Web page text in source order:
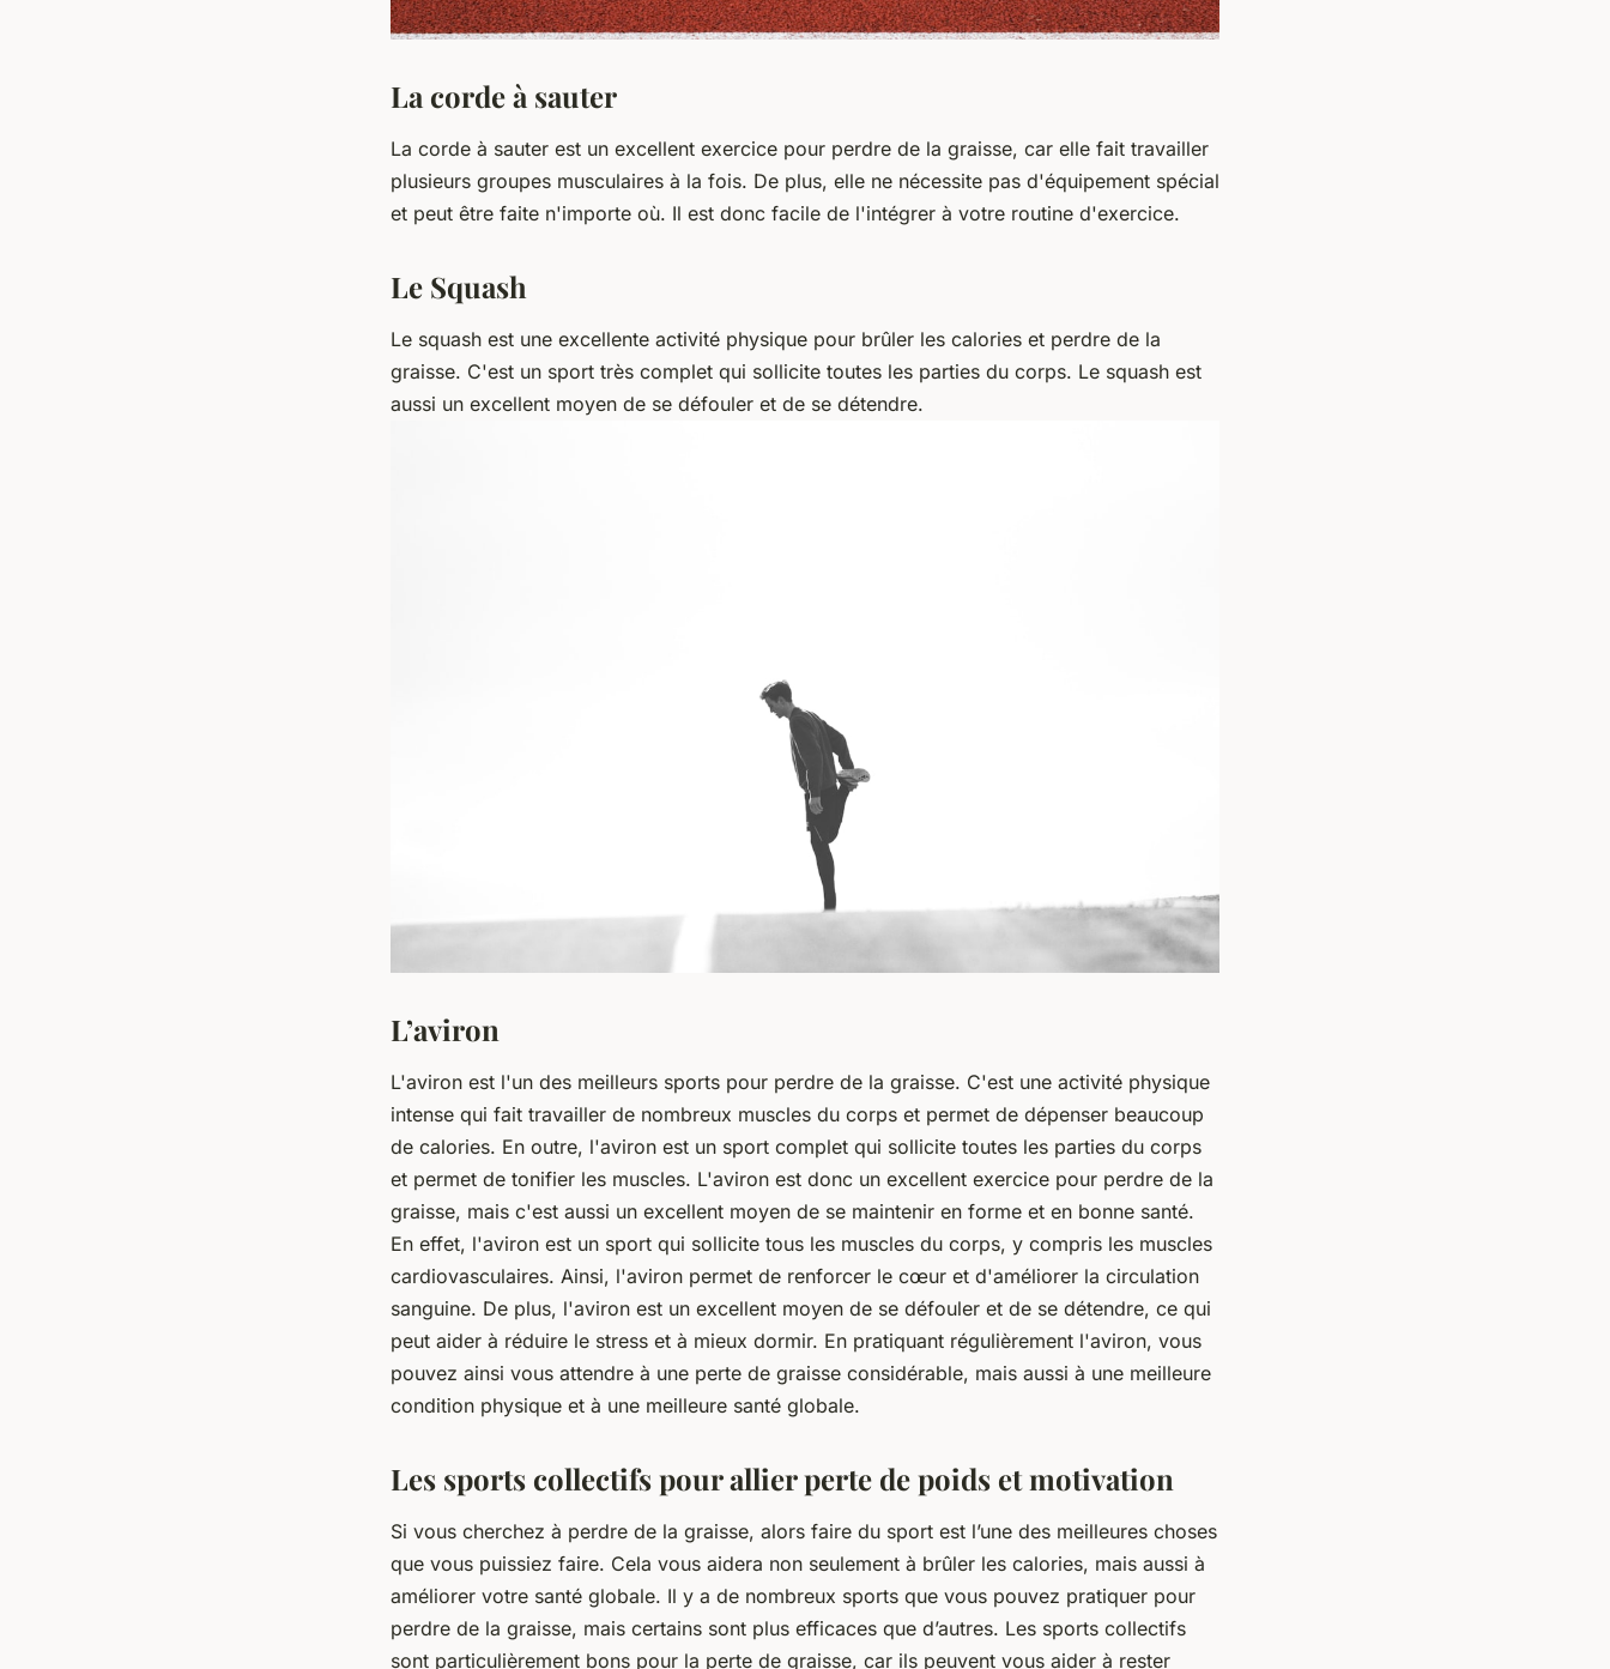
La corde à sauter
La corde à sauter est un excellent exercice pour perdre de la graisse, car elle fait travailler
plusieurs groupes musculaires à la fois. De plus, elle ne nécessite pas d'équipement spécial
et peut être faite n'importe où. Il est donc facile de l'intégrer à votre routine d'exercice.
Le Squash
Le squash est une excellente activité physique pour brûler les calories et perdre de la
graisse. C'est un sport très complet qui sollicite toutes les parties du corps. Le squash est
aussi un excellent moyen de se défouler et de se détendre.
L’aviron
L'aviron est l'un des meilleurs sports pour perdre de la graisse. C'est une activité physique
intense qui fait travailler de nombreux muscles du corps et permet de dépenser beaucoup
de calories. En outre, l'aviron est un sport complet qui sollicite toutes les parties du corps
et permet de tonifier les muscles. L'aviron est donc un excellent exercice pour perdre de la
graisse, mais c'est aussi un excellent moyen de se maintenir en forme et en bonne santé.
En effet, l'aviron est un sport qui sollicite tous les muscles du corps, y compris les muscles
cardiovasculaires. Ainsi, l'aviron permet de renforcer le cœur et d'améliorer la circulation
sanguine. De plus, l'aviron est un excellent moyen de se défouler et de se détendre, ce qui
peut aider à réduire le stress et à mieux dormir. En pratiquant régulièrement l'aviron, vous
pouvez ainsi vous attendre à une perte de graisse considérable, mais aussi à une meilleure
condition physique et à une meilleure santé globale.
Les sports collectifs pour allier perte de poids et motivation
Si vous cherchez à perdre de la graisse, alors faire du sport est l’une des meilleures choses
que vous puissiez faire. Cela vous aidera non seulement à brûler les calories, mais aussi à
améliorer votre santé globale. Il y a de nombreux sports que vous pouvez pratiquer pour
perdre de la graisse, mais certains sont plus efficaces que d’autres. Les sports collectifs
sont particulièrement bons pour la perte de graisse, car ils peuvent vous aider à rester